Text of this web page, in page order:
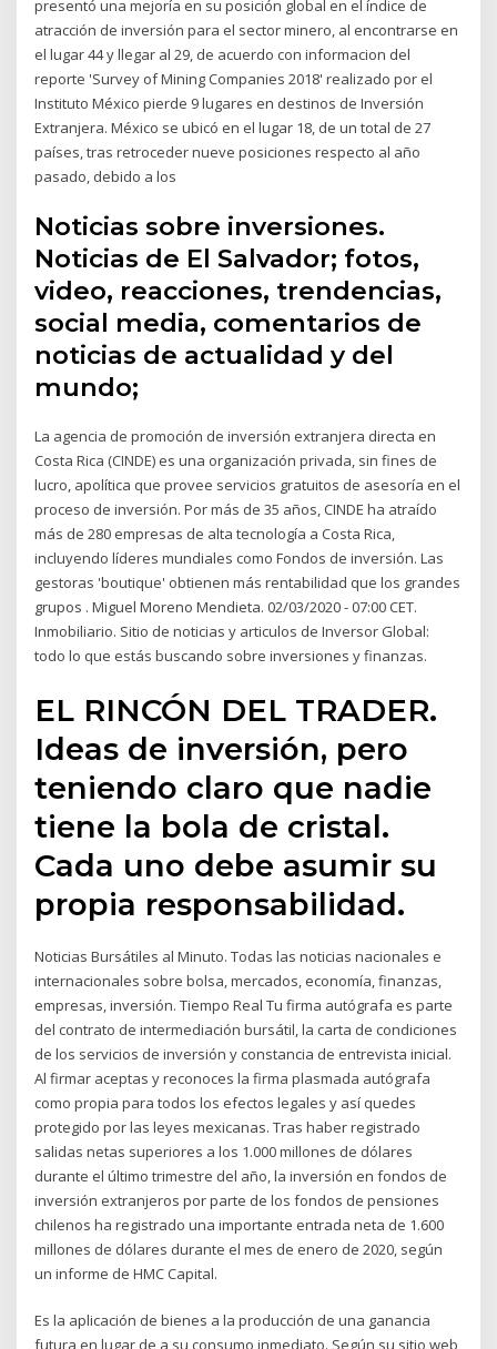
presentó una mejoría en su posición global en el índice de
atracción de inversión para el sector minero, al encontrarse en
el lugar 44 y llegar al 29, de acuerdo con informacion del
reporte 'Survey of Mining Companies 2018' realizado por el
Instituto México pierde 9 lugares en destinos de Inversión
Extranjera. México se ubicó en el lugar 18, de un total de 27
países, tras retroceder nueve posiciones respecto al año
pasado, debido a los
Noticias sobre inversiones.
Noticias de El Salvador; fotos,
video, reacciones, trendencias,
social media, comentarios de
noticias de actualidad y del
mundo;
La agencia de promoción de inversión extranjera directa en
Costa Rica (CINDE) es una organización privada, sin fines de
lucro, apolítica que provee servicios gratuitos de asesoría en el
proceso de inversión. Por más de 35 años, CINDE ha atraído
más de 280 empresas de alta tecnología a Costa Rica,
incluyendo líderes mundiales como Fondos de inversión. Las
gestoras 'boutique' obtienen más rentabilidad que los grandes
grupos . Miguel Moreno Mendieta. 02/03/2020 - 07:00 CET.
Inmobiliario. Sitio de noticias y articulos de Inversor Global:
todo lo que estás buscando sobre inversiones y finanzas.
EL RINCÓN DEL TRADER.
Ideas de inversión, pero
teniendo claro que nadie
tiene la bola de cristal.
Cada uno debe asumir su
propia responsabilidad.
Noticias Bursátiles al Minuto. Todas las noticias nacionales e
internacionales sobre bolsa, mercados, economía, finanzas,
empresas, inversión. Tiempo Real Tu firma autógrafa es parte
del contrato de intermediación bursátil, la carta de condiciones
de los servicios de inversión y constancia de entrevista inicial.
Al firmar aceptas y reconoces la firma plasmada autógrafa
como propia para todos los efectos legales y así quedes
protegido por las leyes mexicanas. Tras haber registrado
salidas netas superiores a los 1.000 millones de dólares
durante el último trimestre del año, la inversión en fondos de
inversión extranjeros por parte de los fondos de pensiones
chilenos ha registrado una importante entrada neta de 1.600
millones de dólares durante el mes de enero de 2020, según
un informe de HMC Capital.
Es la aplicación de bienes a la producción de una ganancia
futura en lugar de a su consumo inmediato. Según su sitio web,